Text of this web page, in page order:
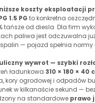
niższe koszty eksploatacji
1.5 PG to konkretna
tańsze od diesla. Dla firm
paliwa jest odczuwalna
— pojazd spełnia
wywrot — szybki
ładunkowa 310 × 180 × 40
kory ogrodowej i odpadów
w kilkanaście sekund —
na standardowe prawo